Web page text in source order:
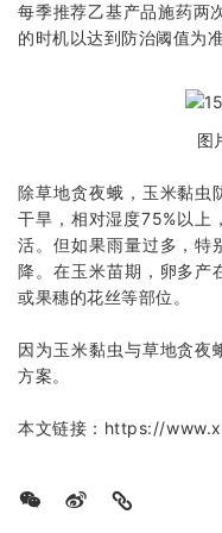
每季推荐乙基产品施药两
的时机以达到防治阈值为准
图
除草地贪夜蛾，玉米黏虫
干旱，相对湿度75%以
活。但如果雨量过多，特
降。在玉米苗期，卵多产
或果穗的花丝等部位。
因为玉米黏虫与草地贪夜
方案。
本文链接： https://